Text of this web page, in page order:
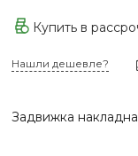
Купить в
Нашли дешевле?
Задвижка